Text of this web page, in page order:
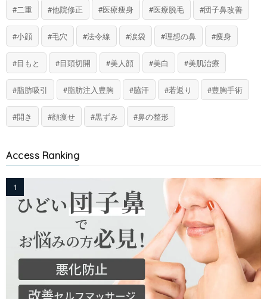
二重 他院修正 医療痩身 医療脱毛 団子鼻改善
小顔 毛穴 法令線 涙袋 理想の鼻 痩身
目もと 目頭切開 美人顔 美白 美肌治療
脂肪吸引 脂肪注入豊胸 脇汗 若返り 豊胸手術
開き 顔痩せ 黒ずみ 鼻の整形
Access Ranking